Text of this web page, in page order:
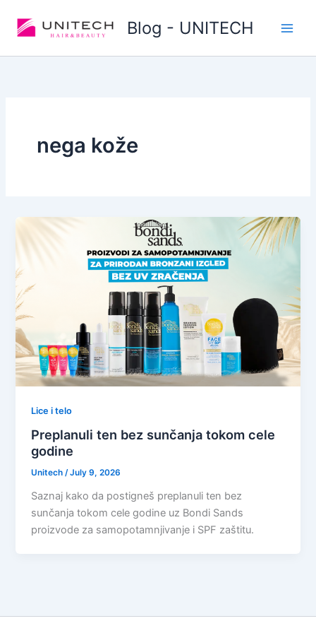
Blog - UNITECH
nega kože
Lice i telo
Preplanuli ten bez sunčanja tokom cele
godine
Unitech/July 9, 2026
Saznaj kako da postigneš preplanuli ten bez
sunčanja tokom cele godine uz Bondi Sands
proizvode za samopotamnjivanje i SPF zaštitu.